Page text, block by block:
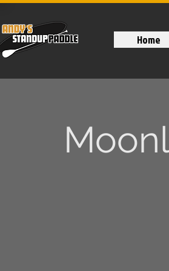
Home